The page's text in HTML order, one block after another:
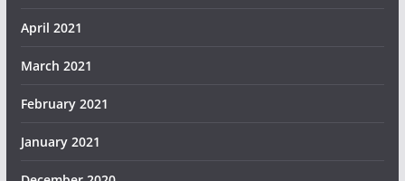
April 2021
March 2021
February 2021
January 2021